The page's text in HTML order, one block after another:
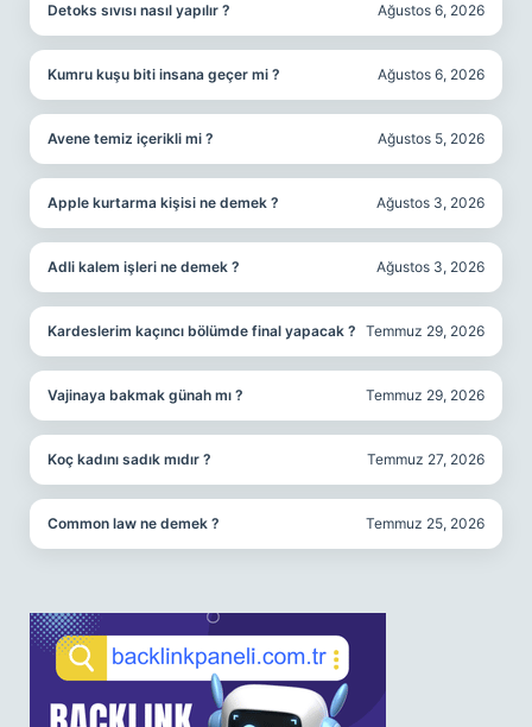
Detoks sıvısı nasıl yapılır ? Ağustos 6, 2026
Kumru kuşu biti insana geçer mi ? Ağustos 6, 2026
Avene temiz içerikli mi ? Ağustos 5, 2026
Apple kurtarma kişisi ne demek ? Ağustos 3, 2026
Adli kalem işleri ne demek ? Ağustos 3, 2026
Kardeslerim kaçıncı bölümde final yapacak ? Temmuz 29, 2026
Vajinaya bakmak günah mı ? Temmuz 29, 2026
Koç kadını sadık mıdır ? Temmuz 27, 2026
Common law ne demek ? Temmuz 25, 2026